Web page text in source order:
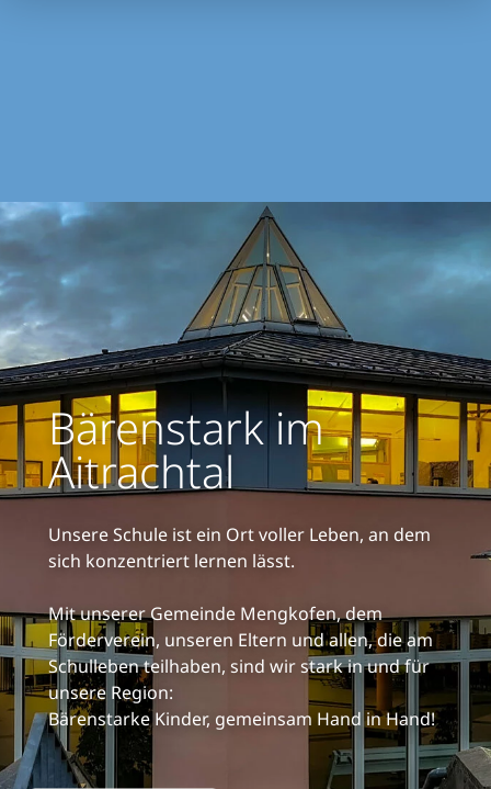
Bärenstark im
Aitrachtal
Unsere Schule ist ein Ort voller Leben, an dem
sich konzentriert lernen lässt.
Mit unserer Gemeinde Mengkofen, dem
Förderverein, unseren Eltern und allen, die am
Schulleben teilhaben, sind wir stark in und für
unsere Region:
Bärenstarke Kinder, gemeinsam Hand in Hand!